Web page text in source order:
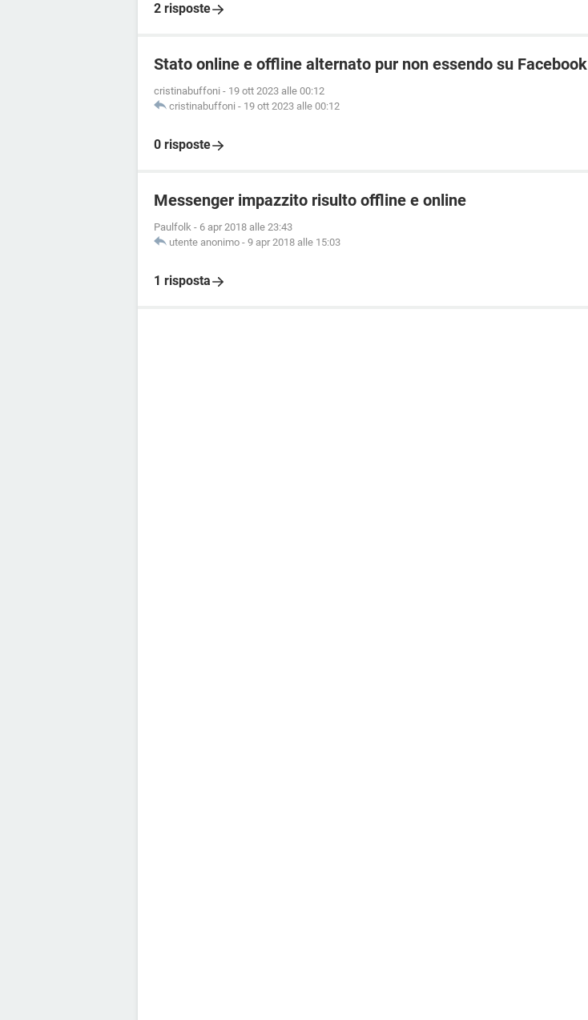
2 risposte
Stato online e offline alternato pur non essendo su Facebook
cristinabuffoni - 19 ott 2023 alle 00:12
cristinabuffoni - 19 ott 2023 alle 00:12
0 risposte
Messenger impazzito risulto offline e online
Paulfolk - 6 apr 2018 alle 23:43
utente anonimo - 9 apr 2018 alle 15:03
1 risposta